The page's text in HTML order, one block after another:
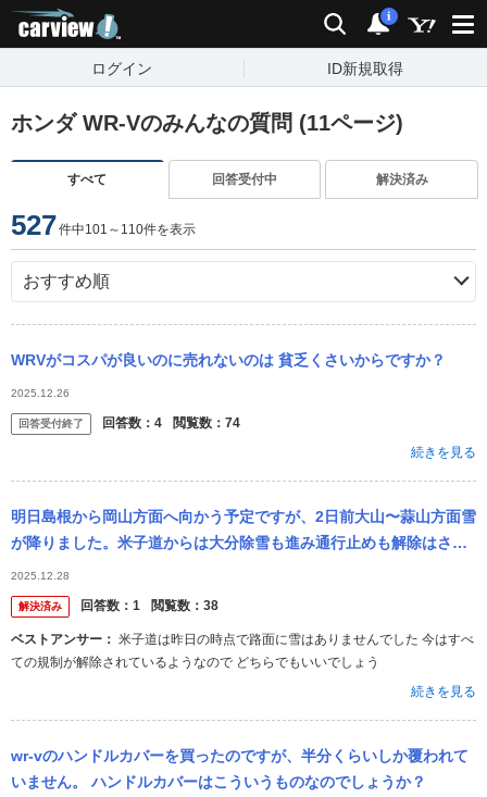
検索 通知
i
ログイン ID新規取得
ホンダ WR-Vのみんなの質問 (11ページ)
すべて 回答受付中 解決済み
527件中101～110件を表示
WRVがコスパが良いのに売れないのは 貧乏くさいからですか？
2025.12.26
回答受付終了 回答数： 4 閲覧数： 74
続きを見る
明日島根から岡山方面へ向かう予定ですが、2日前大山〜蒜山方面雪
が降りました。米子道からは大分除雪も進み通行止めも解除はされ
たみたいですが恐らく時間帯や場所によっては残雪か凍結もあるか
もしれません。 そ
2025.12.28
解決済み 回答数： 1 閲覧数： 38
ベストアンサー：
ての規制が解除されているようなので どちらでもいいでしょう
続きを見る
wr-vのハンドルカバーを買ったのですが、半分くらいしか覆われて
いません。 ハンドルカバーはこういうものなのでしょうか？